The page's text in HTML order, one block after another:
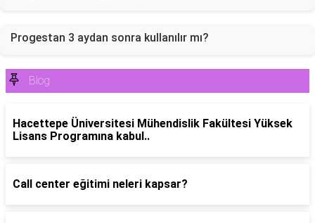
Progestan 3 aydan sonra kullanılır mı?
Blog
Hacettepe Üniversitesi Mühendislik Fakültesi Yüksek
Lisans Programına kabul..
Call center eğitimi neleri kapsar?